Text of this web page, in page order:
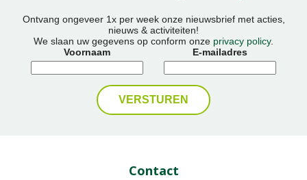
Ontvang ongeveer 1x per week onze nieuwsbrief met acties,
nieuws & activiteiten!
We slaan uw gegevens op conform onze privacy policy.
Voornaam
E-mailadres
Contact